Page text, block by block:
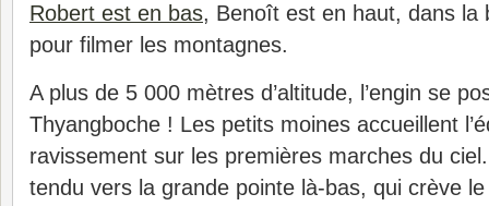
Robert est en bas, Benoît est en haut, dans la
pour filmer les montagnes.
A plus de 5 000 mètres d’altitude, l’engin se
Thyangboche ! Les petits moines accueillent
ravissement sur les premières marches du
tendu vers la grande pointe là-bas, qui crève le